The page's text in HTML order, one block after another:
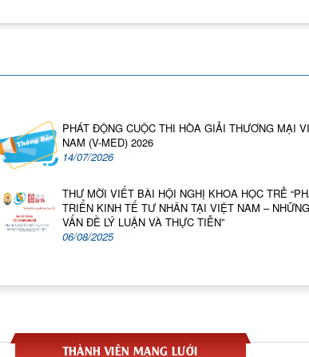
PHÁT ĐỘNG CUỘC THI HÒA GIẢI THƯƠNG MẠI
NAM (V-MED) 2026
14/07/2026
THƯ MỜI VIẾT BÀI HỘI NGHỊ KHOA HỌC TRẺ
TRIỂN KINH TẾ TƯ NHÂN TẠI VIỆT NAM – NHỮNG
VẤN ĐỀ LÝ LUẬN VÀ THỰC TIỄN”
06/08/2025
THÀNH VIÊN MẠNG LƯỚI